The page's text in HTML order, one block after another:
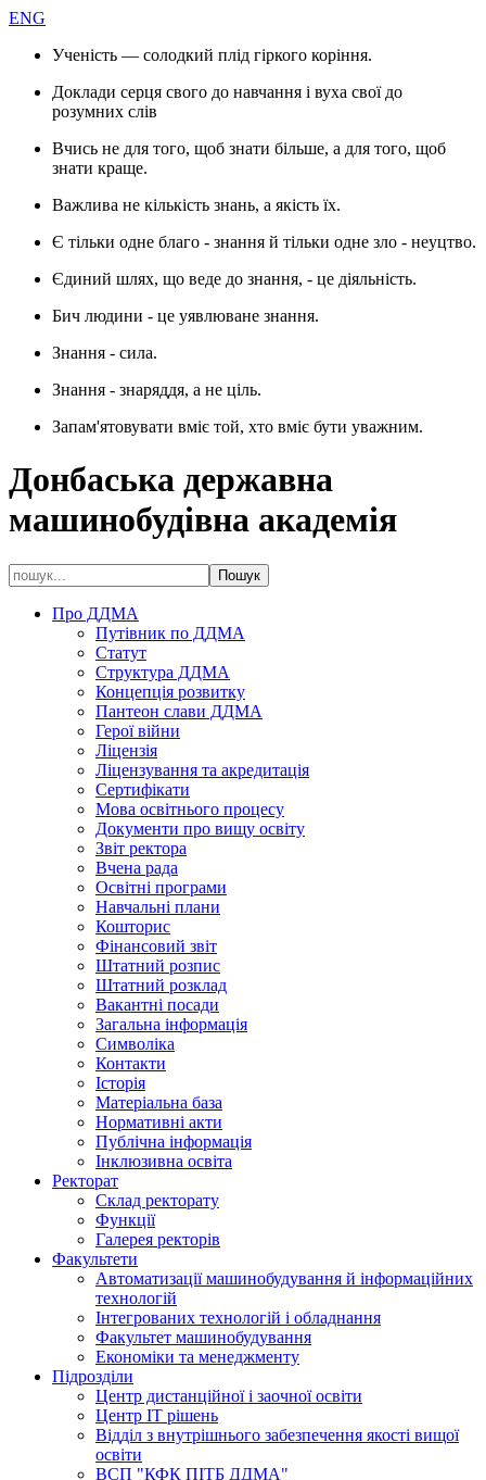
ENG
Ученість — солодкий плід гіркого коріння.
Доклади серця свого до навчання і вуха свої до
розумних слів
Вчись не для того, щоб знати більше, а для того, щоб
знати краще.
Важлива не кількість знань, а якість їх.
Є тільки одне благо - знання й тільки одне зло - неуцтво.
Єдиний шлях, що веде до знання, - це діяльність.
Бич людини - це уявлюване знання.
Знання - сила.
Знання - знаряддя, а не ціль.
Запам'ятовувати вміє той, хто вміє бути уважним.
Донбаська державна
машинобудівна академія
Про ДДМА
Путівник по ДДМА
Статут
Структура ДДМА
Концепція розвитку
Пантеон слави ДДМА
Герої війни
Ліцензія
Ліцензування та акредитація
Сертифікати
Мова освітнього процесу
Документи про вищу освіту
Звіт ректора
Вчена рада
Освітні програми
Навчальні плани
Кошторис
Фінансовий звіт
Штатний розпис
Штатний розклад
Вакантні посади
Загальна інформація
Символіка
Контакти
Історія
Матеріальна база
Нормативні акти
Публічна інформація
Інклюзивна освіта
Ректорат
Склад ректорату
Функції
Галерея ректорів
Факультети
Автоматизації машинобудування й інформаційних
технологій
Інтегрованих технологій і обладнання
Факультет машинобудування
Економіки та менеджменту
Підрозділи
Центр дистанційної і заочної освіти
Центр ІТ рішень
Відділ з внутрішнього забезпечення якості вищої
освіти
ВСП "КФК ПІТБ ДДМА"